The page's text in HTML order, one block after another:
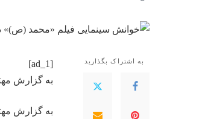
به اشتراک بگذارید
[ad_1]
به گزارش
به گزارش